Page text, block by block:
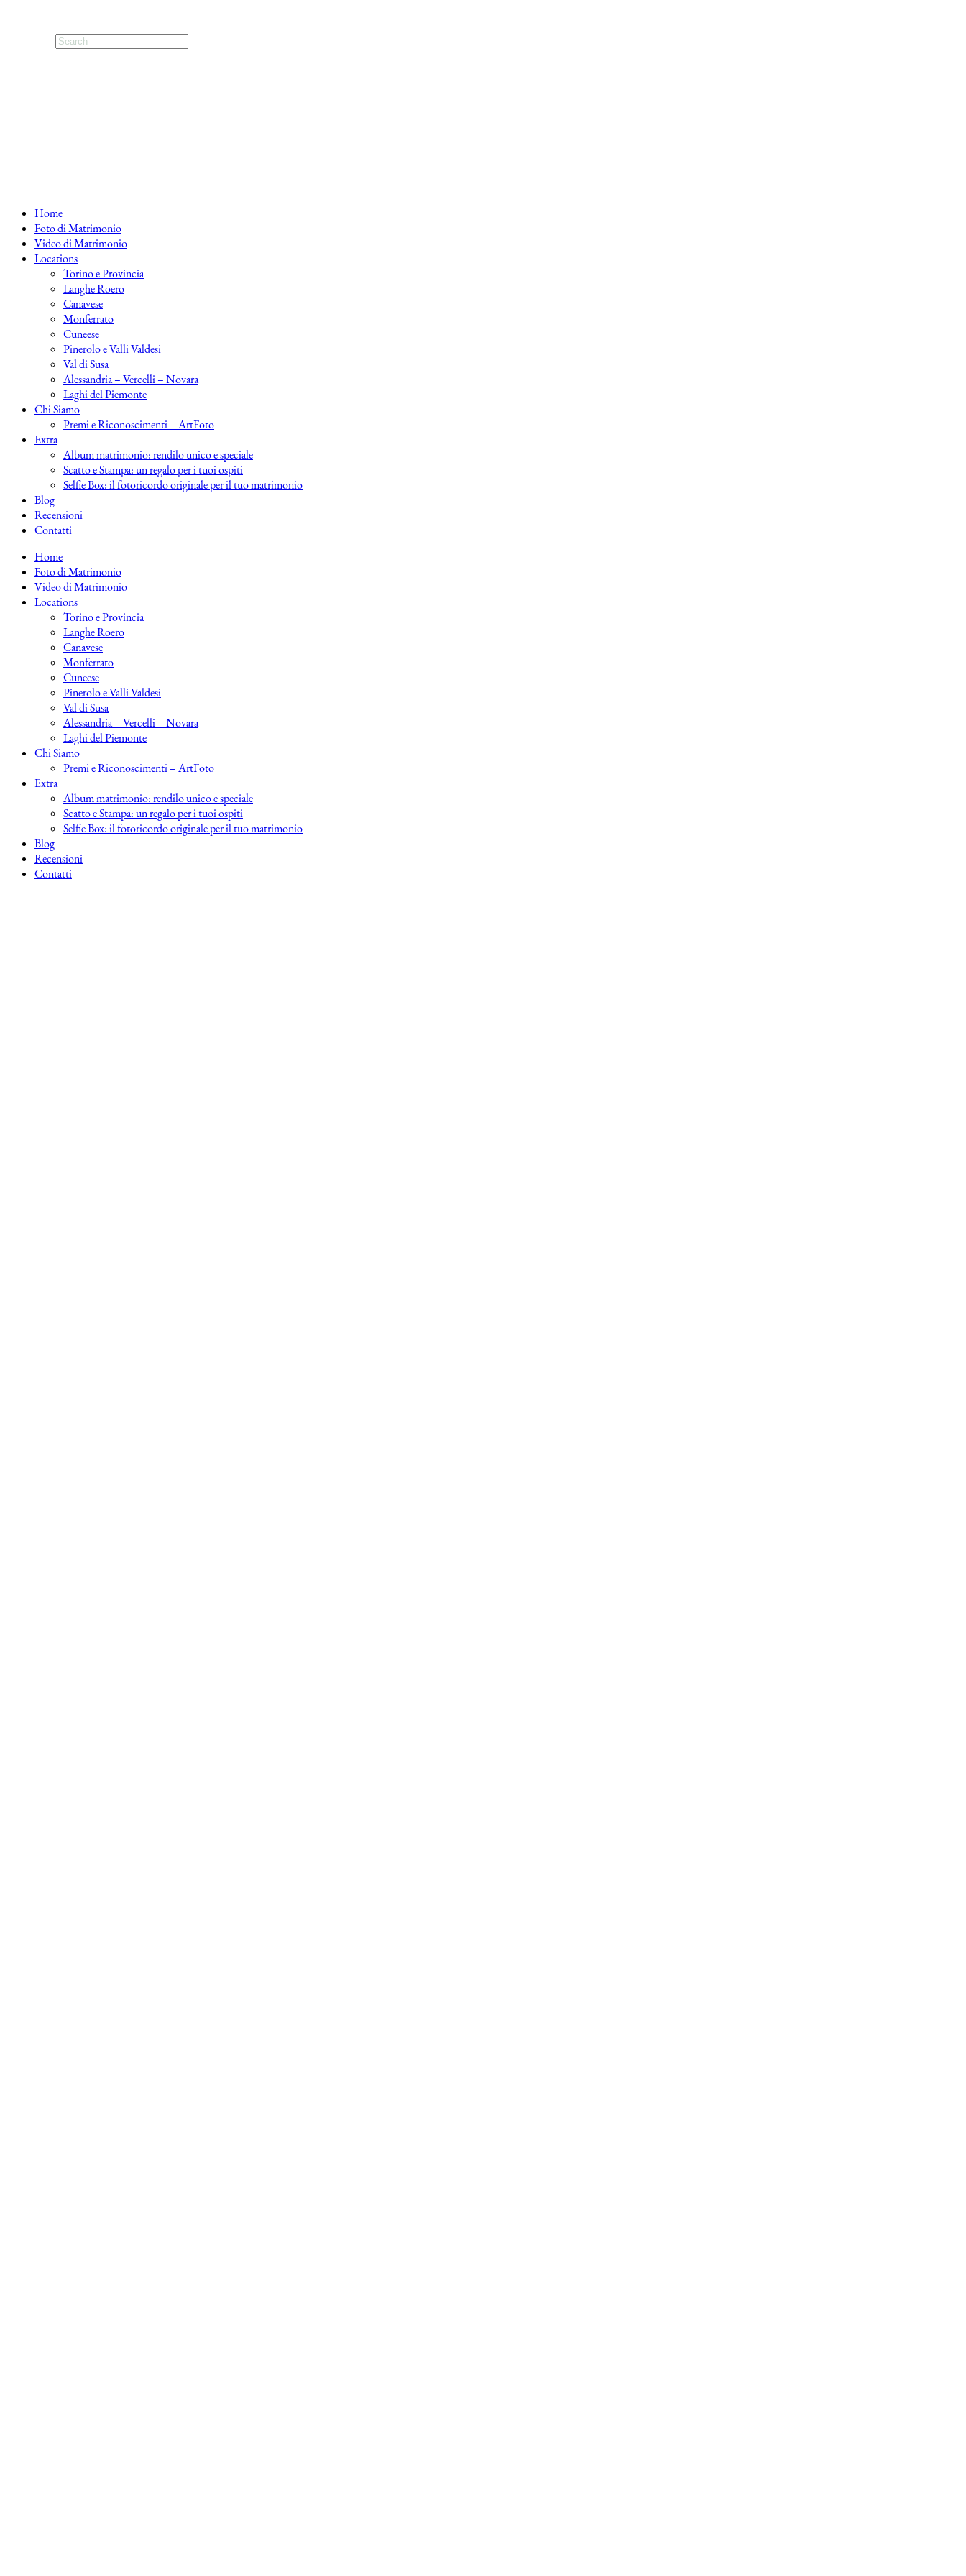
Home
Foto di Matrimonio
Video di Matrimonio
Locations
Torino e Provincia
Langhe Roero
Canavese
Monferrato
Cuneese
Pinerolo e Valli Valdesi
Val di Susa
Alessandria – Vercelli – Novara
Laghi del Piemonte
Chi Siamo
Premi e Riconoscimenti – ArtFoto
Extra
Album matrimonio: rendilo unico e speciale
Scatto e Stampa: un regalo per i tuoi ospiti
Selfie Box: il fotoricordo originale per il tuo matrimonio
Blog
Recensioni
Contatti
Home
Foto di Matrimonio
Video di Matrimonio
Locations
Torino e Provincia
Langhe Roero
Canavese
Monferrato
Cuneese
Pinerolo e Valli Valdesi
Val di Susa
Alessandria – Vercelli – Novara
Laghi del Piemonte
Chi Siamo
Premi e Riconoscimenti – ArtFoto
Extra
Album matrimonio: rendilo unico e speciale
Scatto e Stampa: un regalo per i tuoi ospiti
Selfie Box: il fotoricordo originale per il tuo matrimonio
Blog
Recensioni
Contatti